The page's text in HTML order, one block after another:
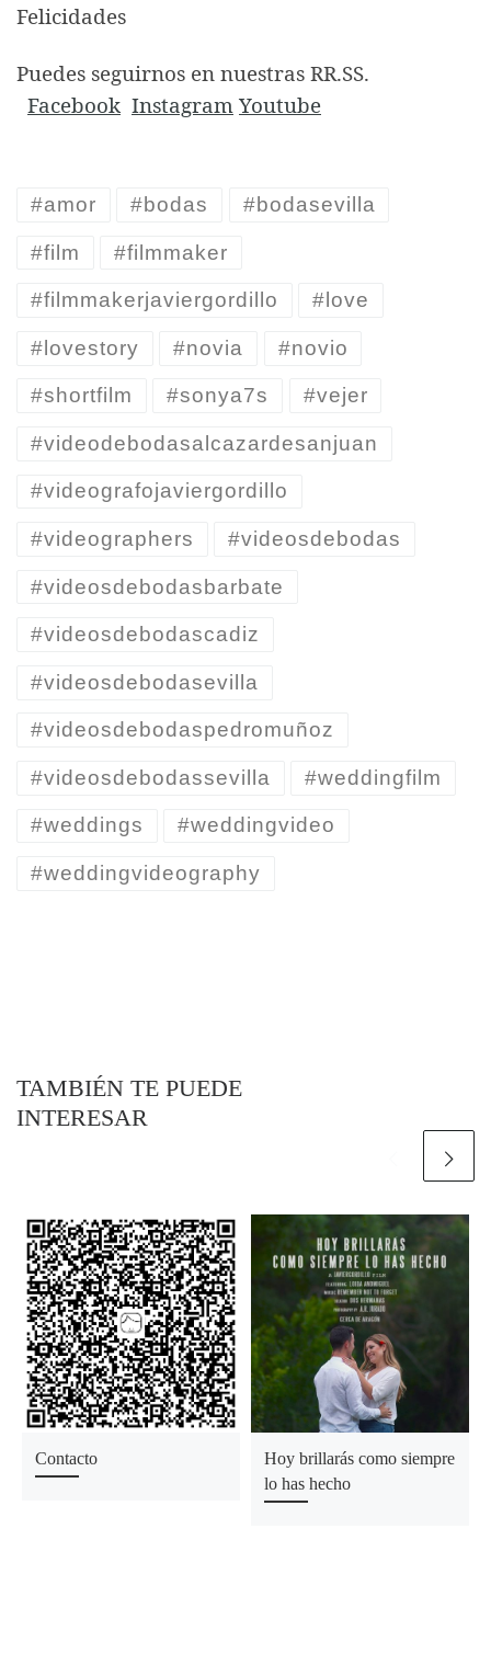
Felicidades
Puedes seguirnos en nuestras RR.SS.
Facebook InstagramYoutube
#amor #bodas #bodasevilla
#film #filmmaker
#filmmakerjaviergordillo #love
#lovestory #novia #novio
#shortfilm #sonya7s #vejer
#videodebodasalcazardesanjuan
#videografojaviergordillo
#videographers #videosdebodas
#videosdebodasbarbate
#videosdebodascadiz
#videosdebodasevilla
#videosdebodaspedromuñoz
#videosdebodassevilla #weddingfilm
#weddings #weddingvideo
#weddingvideography
TAMBIÉN TE PUEDE
INTERESAR
Contacto
Hoy brillarás como siempre
lo has hecho